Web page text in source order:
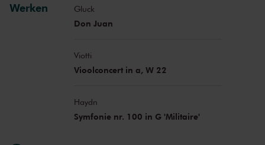
Werken Gluck
Don Juan
Viotti
Vioolconcert in a, W 22
Haydn
Symfonie nr. 100 in G 'Militaire'